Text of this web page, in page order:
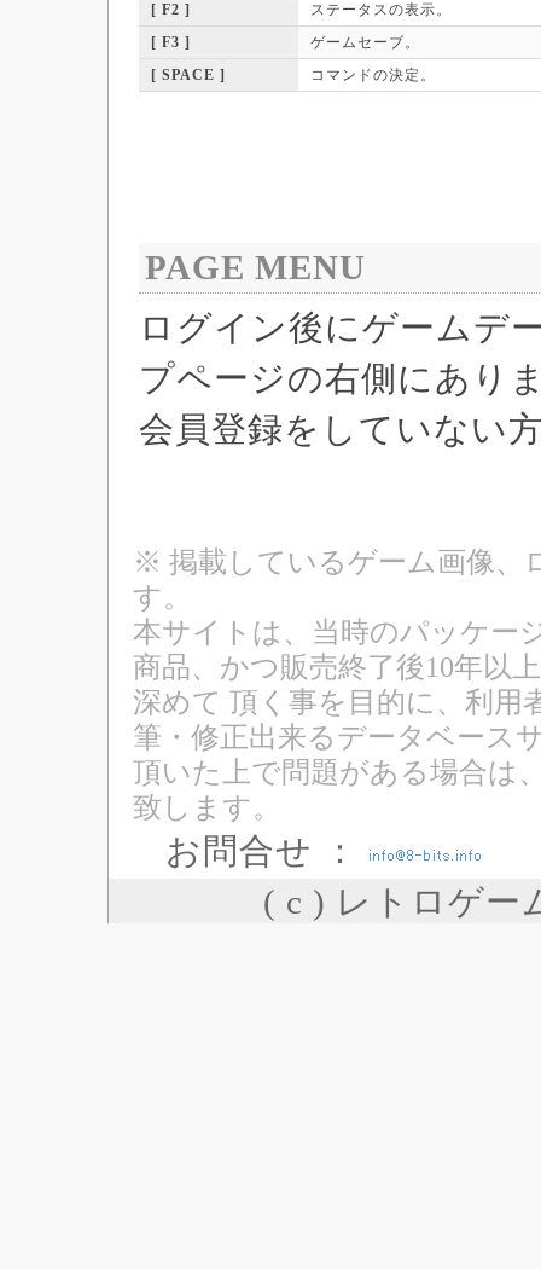
[ F2 ]
ステータスの表示。
[ F3 ]
ゲームセーブ。
[ SPACE ]
コマンドの決定。
PAGE MENU
ログイン後にゲームデ
プページの右側にあり
会員登録をしていない
※ 掲載しているゲーム画像、
す。
本サイトは、当時のパッケー
商品、かつ販売終了後10年以
深めて 頂く事を目的に、利用
筆・修正出来るデータベース
頂いた上で問題がある場合は
致します。
お問合せ ：
( c ) レトロゲー